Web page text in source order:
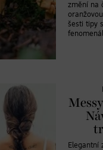
změní na
šesti tipy
Elegantní